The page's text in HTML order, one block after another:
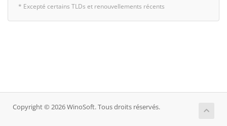
* Excepté certains TLDs et renouvellements récents
Copyright © 2026 WinoSoft. Tous droits réservés.